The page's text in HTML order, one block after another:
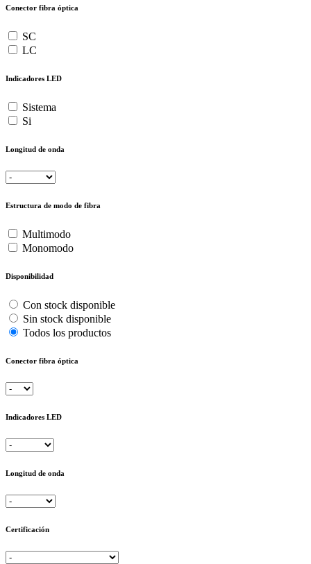
Conector fibra óptica
SC
LC
Indicadores LED
Sistema
Si
Longitud de onda
Estructura de modo de fibra
Multimodo
Monomodo
Disponibilidad
Con stock disponible
Sin stock disponible
Todos los productos
Conector fibra óptica
Indicadores LED
Longitud de onda
Certificación